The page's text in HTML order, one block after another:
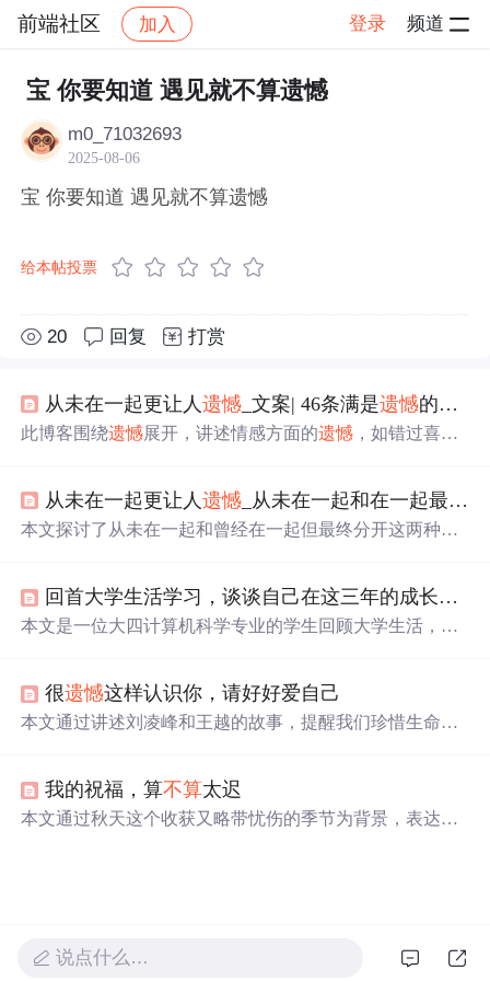
前端社区 加入 登录 频道
社区 前端社区 感慨 帖子详情
宝 你要知道 遇见就不算遗憾
m0_71032693
2025-08-06
宝 你要知道 遇见就不算遗憾
给本帖投票
20 回复 打赏
从未在一起更让人遗憾 _文案| 46条满是遗憾的伤感文案
此博客围绕遗憾展开，讲述情感方面的遗憾 ，如错过喜欢
奈。从未在一起更让人遗憾 _从未在一起和在一起最后又错过了，哪个更
本文探讨了从未在一起和曾经在一起但最终分开这两种情
因最终未能发展成恋情的遗憾之情。 回首大学生活学习，谈谈自己在这三年的成长与
本文是一位大四计算机科学专业的学生回顾大学生活，分
四全力以赴，弥补过去的遗憾，为青春画上圆满的句号。
很遗憾这样认识你，请好好爱自己
本文通过讲述刘凌峰和王越的故事，提醒我们珍惜生命的
观地面对，并举办了一场特殊的告别会。两人的经历让我
们深刻理解到，珍惜当下，关爱家人，才是人生最 宝贵
我的祝福，算不算太迟
本文通过秋天这个收获又略带忧伤的季节为背景，表达了
说点什么…